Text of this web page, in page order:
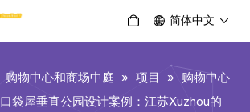
简体中文
购物中心和商场中庭 » 项目 » 购物中心
口袋屋垂直公园设计案例：江苏Xuzhou的